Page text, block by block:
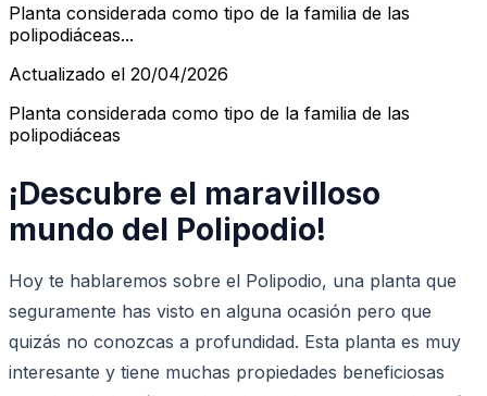
Planta considerada como tipo de la familia de las
polipodiáceas...
Actualizado el 20/04/2026
Planta considerada como tipo de la familia de las
polipodiáceas
¡Descubre el maravilloso
mundo del Polipodio!
Hoy te hablaremos sobre el Polipodio, una planta que
seguramente has visto en alguna ocasión pero que
quizás no conozcas a profundidad. Esta planta es muy
interesante y tiene muchas propiedades beneficiosas